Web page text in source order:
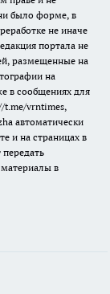
было форме, в
не иначе
портала не
размещенные на
на
в сообщениях для
t.me/vrntimes,
автоматически
и на страницах в
в